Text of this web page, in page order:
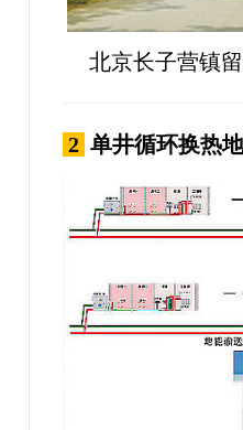
北京长子营镇
2 单井循环换热